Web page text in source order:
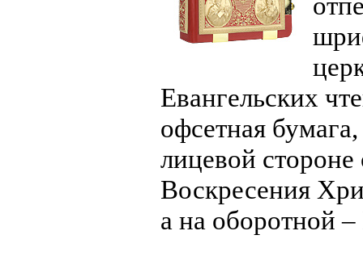
Евангельских
офсетная
лицевой
Воскресения
а на оборотной –